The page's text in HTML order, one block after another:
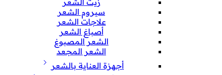
سيروم الشعر
علاجات الشعر
أصباغ الشعر
الشعر المصبوغ
الشعر المجعد
أجهزة العناية بالشعر